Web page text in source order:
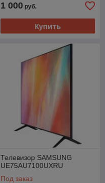
1 000 руб.
Купить
Телевизор SAMSUNG
UE75AU7100UXRU
Под заказ